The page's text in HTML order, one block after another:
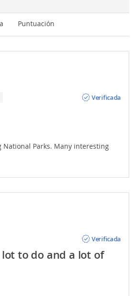
Puntuación
Verificada
National Parks. Many interesting
Verificada
to do and a lot of